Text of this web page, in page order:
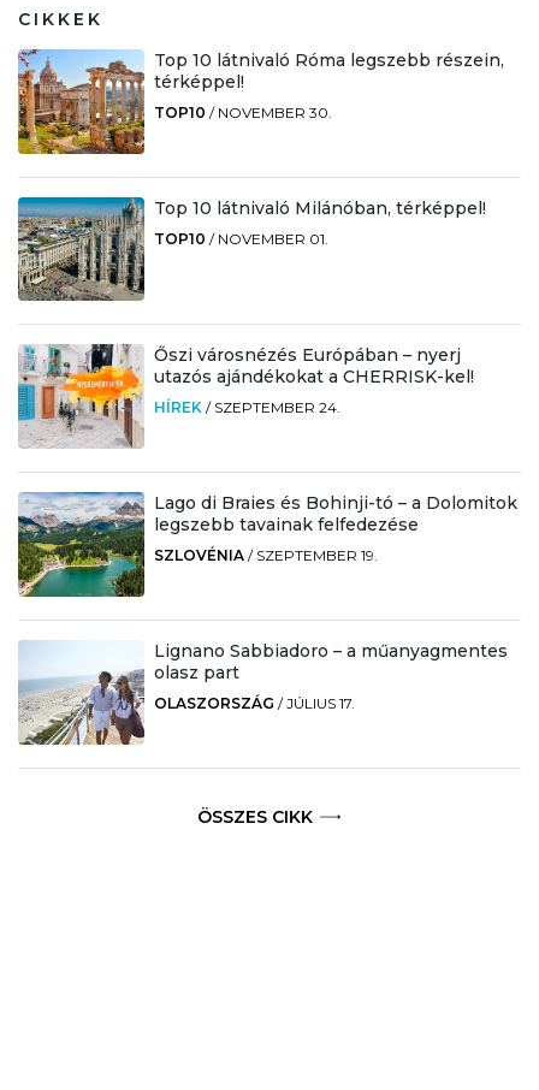
CIKKEK
Top 10 látnivaló Róma legszebb részein,
térképpel!
TOP10 / NOVEMBER 30.
Top 10 látnivaló Milánóban, térképpel!
TOP10 / NOVEMBER 01.
Őszi városnézés Európában – nyerj
utazós ajándékokat a CHERRISK-kel!
HÍREK / SZEPTEMBER 24.
Lago di Braies és Bohinji-tó – a Dolomitok
legszebb tavainak felfedezése
SZLOVÉNIA / SZEPTEMBER 19.
Lignano Sabbiadoro – a műanyagmentes
olasz part
OLASZORSZÁG /JÚLIUS 17.
ÖSSZES CIKK